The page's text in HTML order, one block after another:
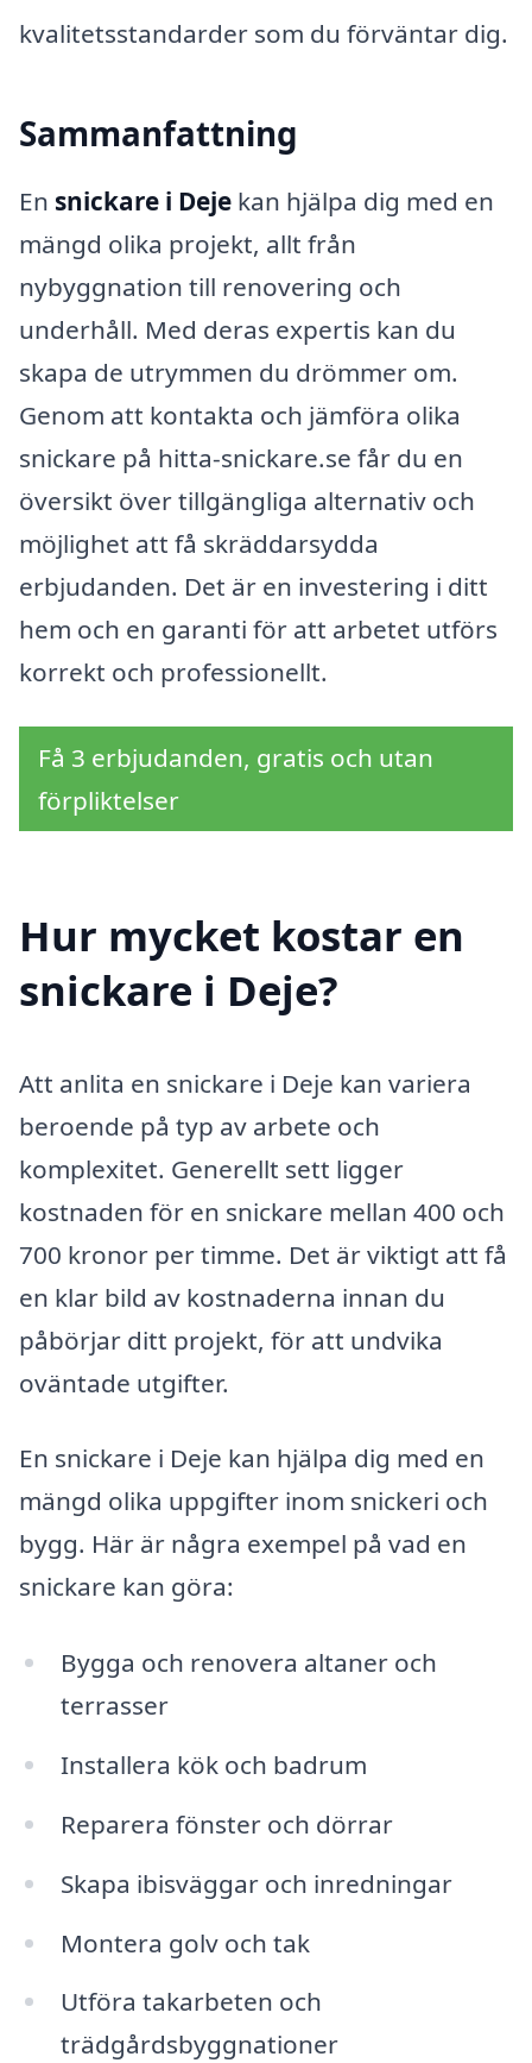
kvalitetsstandarder som du förväntar dig.
Sammanfattning
En snickare i Deje kan hjälpa dig med en
mängd olika projekt, allt från
nybyggnation till renovering och
underhåll. Med deras expertis kan du
skapa de utrymmen du drömmer om.
Genom att kontakta och jämföra olika
snickare på hitta-snickare.se får du en
översikt över tillgängliga alternativ och
möjlighet att få skräddarsydda
erbjudanden. Det är en investering i ditt
hem och en garanti för att arbetet utförs
korrekt och professionellt.
Få 3 erbjudanden, gratis och utan
förpliktelser
Hur mycket kostar en
snickare i Deje?
Att anlita en snickare i Deje kan variera
beroende på typ av arbete och
komplexitet. Generellt sett ligger
kostnaden för en snickare mellan 400 och
700 kronor per timme. Det är viktigt att få
en klar bild av kostnaderna innan du
påbörjar ditt projekt, för att undvika
oväntade utgifter.
En snickare i Deje kan hjälpa dig med en
mängd olika uppgifter inom snickeri och
bygg. Här är några exempel på vad en
snickare kan göra:
Bygga och renovera altaner och
terrasser
Installera kök och badrum
Reparera fönster och dörrar
Skapa ibisväggar och inredningar
Montera golv och tak
Utföra takarbeten och
trädgårdsbyggnationer